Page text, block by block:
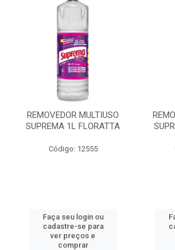
REMOVEDOR MULTIUSO
SUPREMA 1L FLORATTA
Código: 12555
Faça seu login ou
cadastre-se para
ver preços e
comprar